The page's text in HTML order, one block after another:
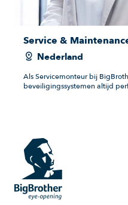
Service &
Nederland
Als Servicemonteur bij
beveiligingssystemen altijd